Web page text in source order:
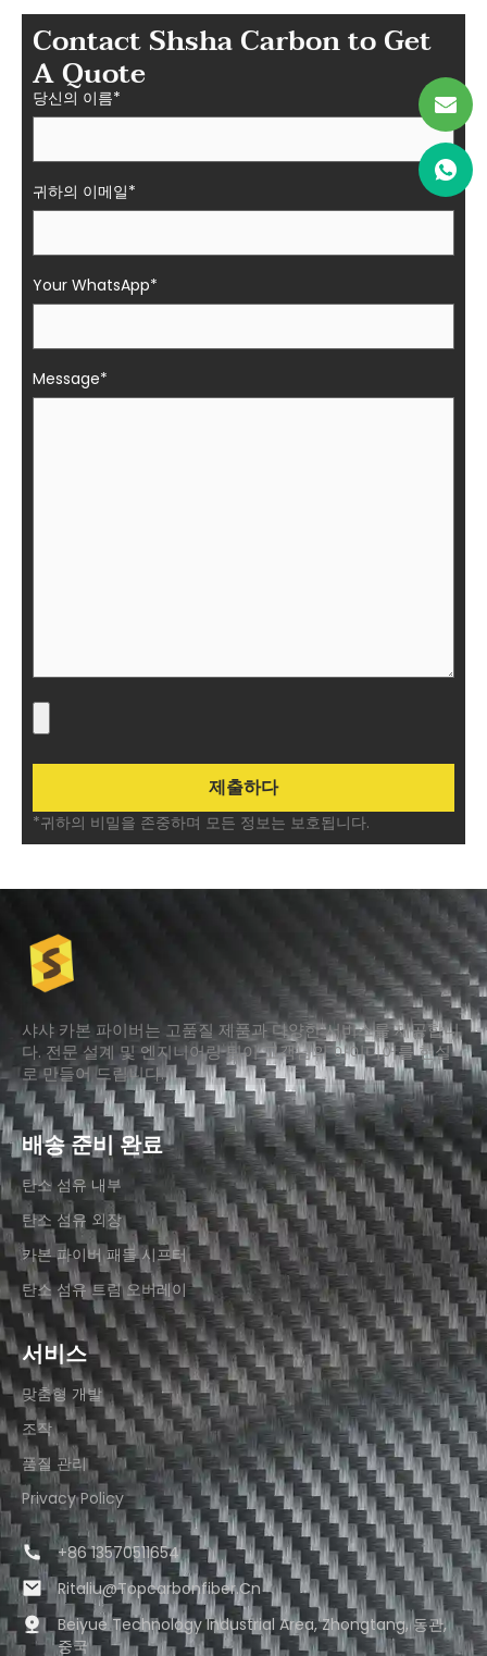
Contact Shsha Carbon to Get
A Quote
당신의 이름*
귀하의 이메일*
Your WhatsApp*
Message*
*귀하의 비밀을 존중하며 모든 정보는 보호됩니다.
샤샤 카본 파이버는 고품질 제품과 다양한 서비스를 제공합니
다. 전문 설계 및 엔지니어링 팀이 고객님의 아이디어를 현실
로 만들어 드립니다.
배송 준비 완료
탄소 섬유 내부
탄소 섬유 외장
카본 파이버 패들 시프터
탄소 섬유 트림 오버레이
서비스
맞춤형 개발
조작
품질 관리
Privacy Policy
+86 13570511654
Ritaliu@topcarbonfiber.cn
Beiyue Technology Industrial Area, Zhongtang, 동관,
중국